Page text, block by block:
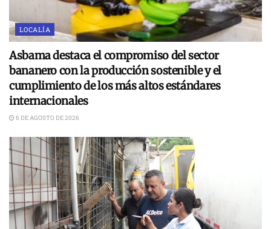
LOCALÍA
Asbama destaca el compromiso del sector
bananero con la producción sostenible y el
cumplimiento de los más altos estándares
internacionales
6 DE AGOSTO DE 2026